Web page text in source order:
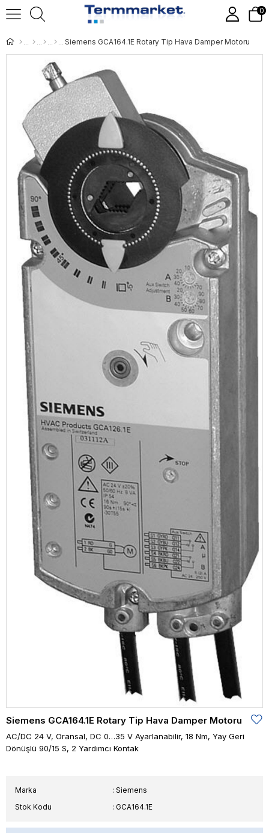
0
Siemens GCA164.1E Rotary Tip Hava Damper Motoru
Siemens GCA164.1E Rotary Tip Hava Damper Motoru
AC/DC 24 V, Oransal, DC 0…35 V Ayarlanabilir, 18 Nm, Yay Geri
Dönüşlü 90/15 S, 2 Yardımcı Kontak
Marka : Siemens
Stok Kodu
GCA164.1E